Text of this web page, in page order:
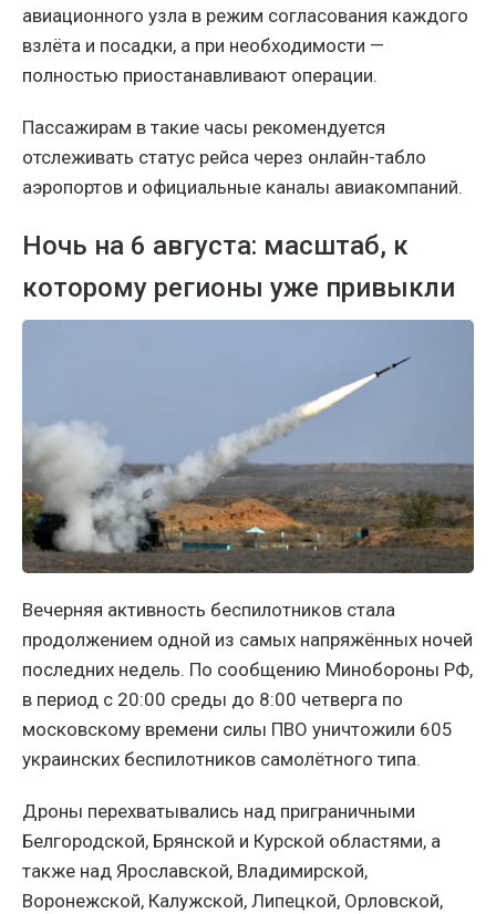
авиационного узла в режим согласования каждого
взлёта и посадки, а при необходимости —
полностью приостанавливают операции.
Пассажирам в такие часы рекомендуется
отслеживать статус рейса через онлайн-табло
аэропортов и официальные каналы авиакомпаний.
Ночь на 6 августа: масштаб, к
которому регионы уже привыкли
Вечерняя активность беспилотников стала
продолжением одной из самых напряжённых ночей
последних недель. По сообщению Минобороны РФ,
в период с 20:00 среды до 8:00 четверга по
московскому времени силы ПВО уничтожили 605
украинских беспилотников самолётного типа.
Дроны перехватывались над приграничными
Белгородской, Брянской и Курской областями, а
также над Ярославской, Владимирской,
Воронежской, Калужской, Липецкой, Орловской,